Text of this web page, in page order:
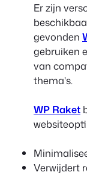
Er zijn
gevonden
gebruiken
van
thema's.
WP Raket
Verwijdert